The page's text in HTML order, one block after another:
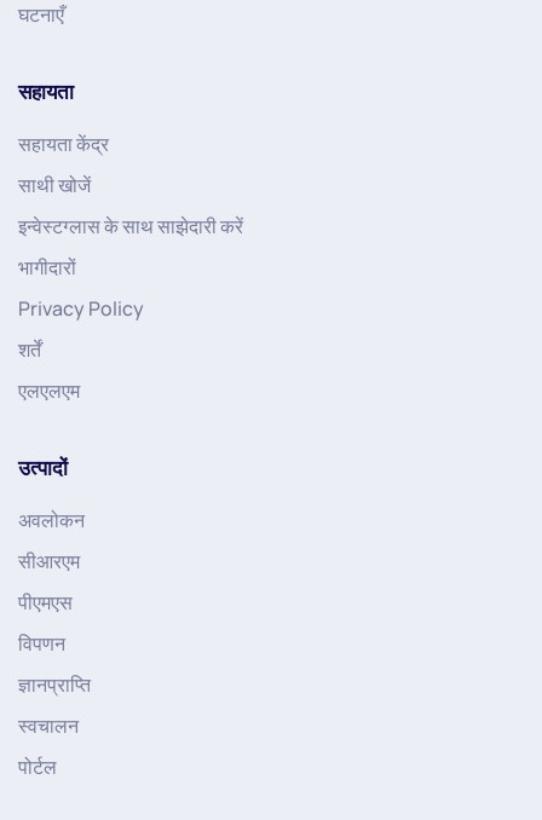
घटनाएँ
सहायता
सहायता केंद्र
साथी खोजें
इन्वेस्टग्लास के साथ साझेदारी करें
भागीदारों
Privacy Policy
शर्तें
एलएलएम
उत्पादों
अवलोकन
सीआरएम
पीएमएस
विपणन
ज्ञानप्राप्ति
स्वचालन
पोर्टल